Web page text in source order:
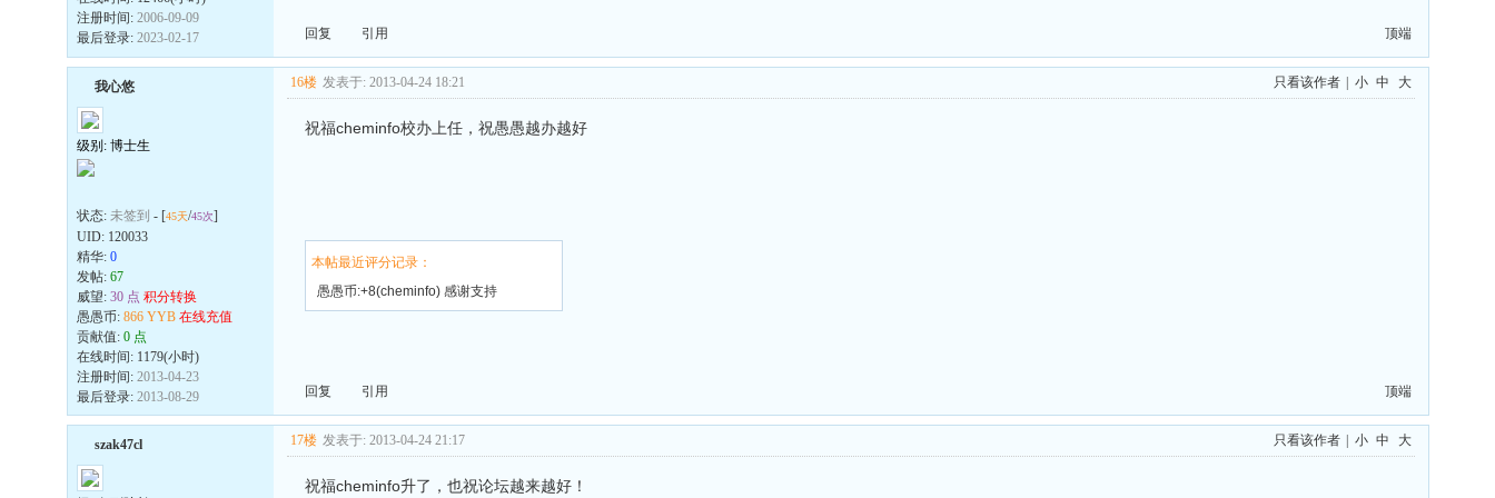
注册时间: 2006-09-09
最后登录: 2023-02-17 顶端
回复 引用
我心悠
级别: 博士生
状态: 未签到 - [45天/45次]
UID: 120033
精华: 0
发帖: 67
威望: 30 点 积分转换
愚愚币: 866 YYB 在线充值
贡献值: 0 点
在线时间: 1179(小时)
注册时间: 2013-04-23
最后登录: 2013-08-29
16楼 发表于: 2013-04-24 18:21 只看该作者 小 中 大
祝福cheminfo校办上任，祝愚愚越办越好
本帖最近评分记录：
愚愚币:+8(cheminfo) 感谢支持
顶端
回复 引用
szak47cl 17楼 发表于: 2013-04-24 21:17 只看该作者 小 中 大
祝福cheminfo升了，也祝论坛越来越好！